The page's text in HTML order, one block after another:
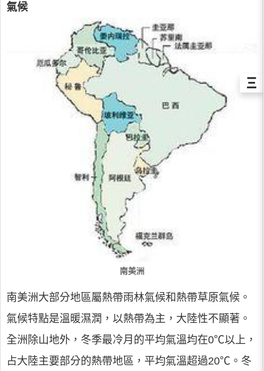
氣候
南美洲
南美洲大部分地區屬熱帶雨林氣候和熱帶草原氣候。
氣候特點是溫暖濕潤，以熱帶為主，大陸性不顯著。
全洲除山地外，冬季最冷月的平均氣溫均在0℃以上，
占大陸主要部分的熱帶地區，平均氣溫超過20℃。冬
Ξ